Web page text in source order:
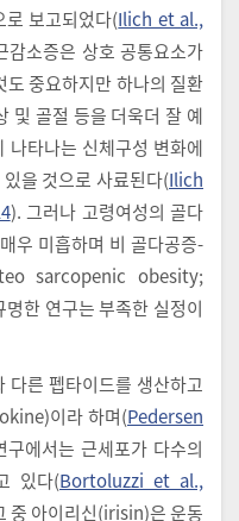
로 보고되었다(Ilich et al.,
소증은 상호 공통요소가
중요하지만 하나의 질환
및 골절 등을 더욱더 잘 예
나타나는 신체구성 변화에
을 것으로 사료된다(Ilich
). 그러나 고령여성의 골다
우 미흡하며 비 골다공증-
sarcopenic obesity;
한 연구는 부족한 실정이
다른 펩타이드를 생산하고
이라 하며(Pedersen
에서는 근세포가 다수의
있다(Bortoluzzi et al.,
중 아이리신(irisin)은 운동